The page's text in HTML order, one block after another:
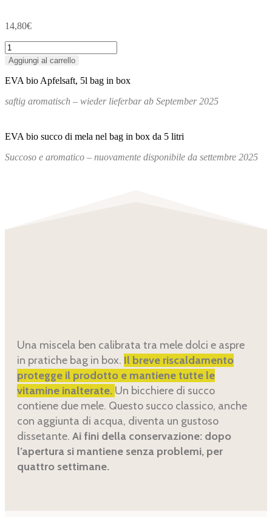
14,80€
Succo
di
5l
Aggiungi al carrello
EVA bio Apfelsaft, 5l bag in box
saftig aromatisch – wieder lieferbar ab September 2025
EVA bio succo di mela nel bag in box da 5 litri
Succoso e aromatico – nuovamente disponibile da settembre 2025
Una miscela ben calibrata tra mele dolci e aspre
in pratiche bag in box. Il breve riscaldamento
protegge il prodotto e mantiene tutte le
vitamine inalterate. Un bicchiere di succo
contiene due mele. Questo succo classico, anche
con aggiunta di acqua, diventa un gustoso
dissetante. Ai fini della conservazione: dopo
l’apertura si mantiene senza problemi, per
quattro settimane.